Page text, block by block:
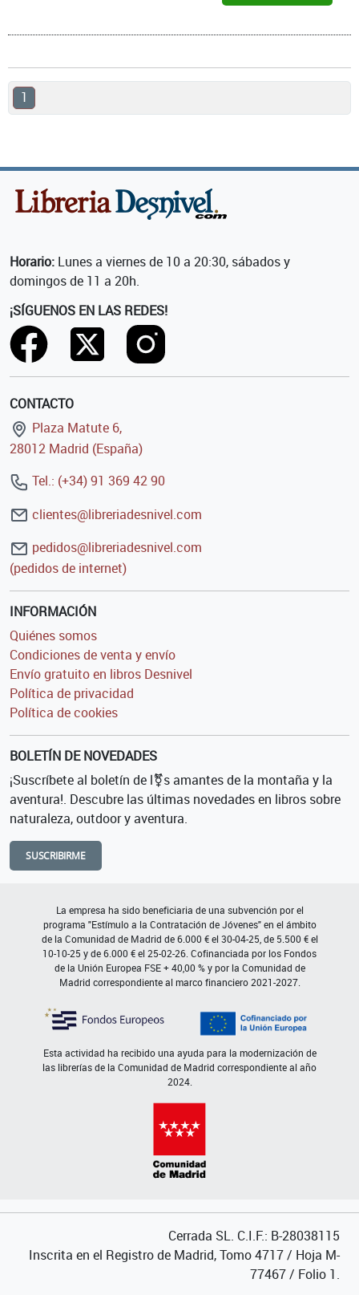
1
Horario: Lunes a viernes de 10 a 20:30, sábados y
domingos de 11 a 20h.
¡SÍGUENOS EN LAS REDES!
CONTACTO
Plaza Matute 6,
28012 Madrid (España)
Tel.: (+34) 91 369 42 90
clientes@libreriadesnivel.com
pedidos@libreriadesnivel.com
(pedidos de internet)
INFORMACIÓN
Quiénes somos
Condiciones de venta y envío
Envío gratuito en libros Desnivel
Política de privacidad
Política de cookies
BOLETÍN DE NOVEDADES
¡Suscríbete al boletín de l⚧s amantes de la montaña y la
aventura!. Descubre las últimas novedades en libros sobre
naturaleza, outdoor y aventura.
SUSCRIBIRME
La empresa ha sido beneficiaria de una subvención por el
programa "Estímulo a la Contratación de Jóvenes" en el ámbito
de la Comunidad de Madrid de 6.000 € el 30-04-25, de 5.500 € el
10-10-25 y de 6.000 € el 25-02-26. Cofinanciada por los Fondos
de la Unión Europea FSE + 40,00 % y por la Comunidad de
Madrid correspondiente al marco financiero 2021-2027.
Esta actividad ha recibido una ayuda para la modernización de
las librerías de la Comunidad de Madrid correspondiente al año
2024.
Cerrada SL. C.I.F.: B-28038115
Inscrita en el Registro de Madrid, Tomo 4717 / Hoja M-
77467 / Folio 1.